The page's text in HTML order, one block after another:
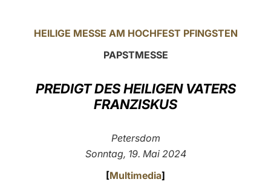
POLSKI
HEILIGE MESSE AM HOCHFEST PFINGSTEN
PAPSTMESSE
PREDIGT DES HEILIGEN VATERS
FRANZISKUS
Petersdom
Sonntag, 19. Mai 2024
[Multimedia]